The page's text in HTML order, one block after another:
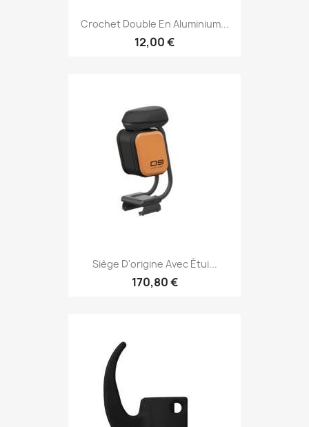
Crochet Double En Aluminium...
12,00 €
Siège D'origine Avec Étui...
170,80 €